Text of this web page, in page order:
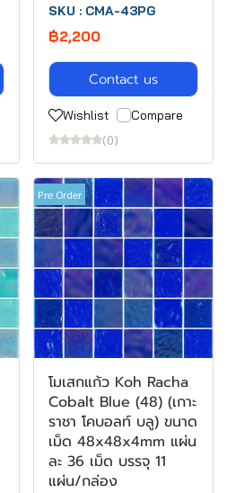
SKU : CMA-43PG
฿2,200
Contact us
Wishlist
Compare
(0)
Pre Order
โมเสกแก้ว Koh Racha
Cobalt Blue (48) (เกาะ
ราชา โคบอลท์ บลู) ขนาด
เม็ด 48x48x4mm แผ่น
ละ 36 เม็ด บรรจุ 11
แผ่น/กล่อง